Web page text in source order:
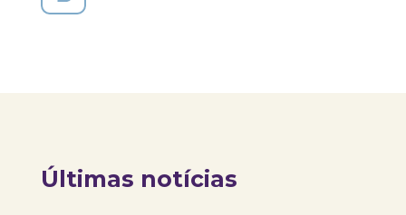
Últimas notícias